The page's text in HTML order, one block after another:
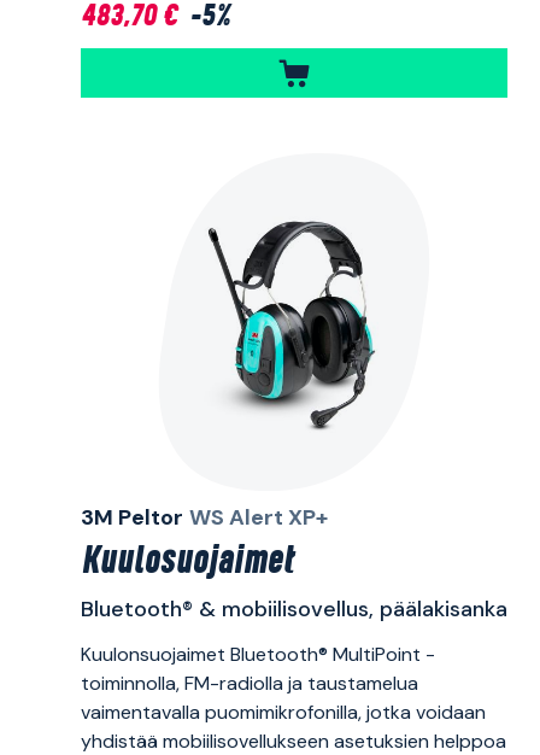
483,70 € -5%
3M Peltor WS Alert XP+
Kuulosuojaimet
Bluetooth® & mobiilisovellus, päälakisanka
Kuulonsuojaimet Bluetooth® MultiPoint -
toiminnolla, FM-radiolla ja taustamelua
vaimentavalla puomimikrofonilla, jotka voidaan
yhdistää mobiilisovellukseen asetuksien helppoa